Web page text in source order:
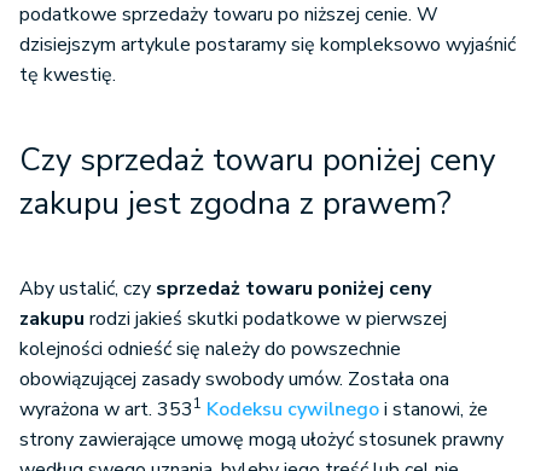
podatkowe sprzedaży towaru po niższej cenie. W
dzisiejszym artykule postaramy się kompleksowo wyjaśnić
tę kwestię.
Czy sprzedaż towaru poniżej ceny
zakupu jest zgodna z prawem?
Aby ustalić, czy sprzedaż towaru poniżej ceny
zakupu rodzi jakieś skutki podatkowe w pierwszej
kolejności odnieść się należy do powszechnie
obowiązującej zasady swobody umów. Została ona
wyrażona w art. 3531 Kodeksu cywilnegoi stanowi, że
strony zawierające umowę mogą ułożyć stosunek prawny